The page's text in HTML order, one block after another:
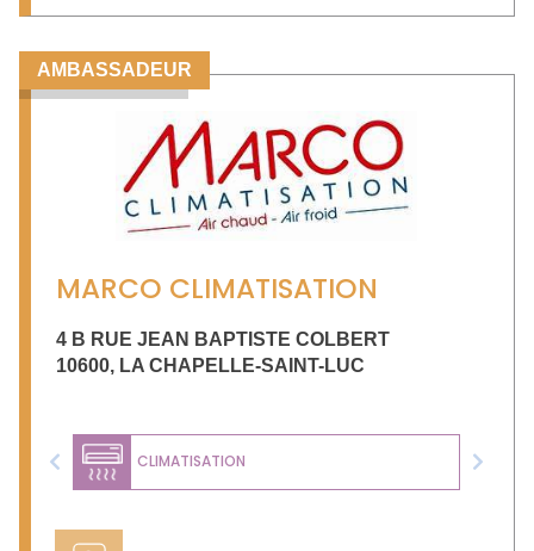
AMBASSADEUR
MARCO CLIMATISATION
4 B RUE JEAN BAPTISTE COLBERT
10600, LA CHAPELLE-SAINT-LUC
CLIMATISATION
Previous Next